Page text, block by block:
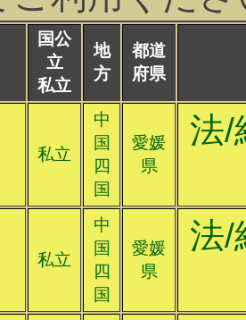
国公
立
私立
地
方
都道
府県
私立
中
国
四
国
愛媛
県
法/
私立
中
国
四
国
愛媛
県
法/